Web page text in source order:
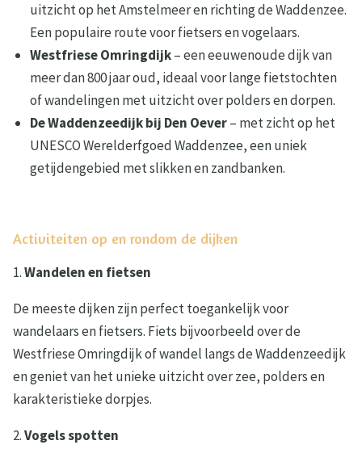
uitzicht op het Amstelmeer en richting de Waddenzee.
Een populaire route voor fietsers en vogelaars.
Westfriese Omringdijk– een eeuwenoude dijk van
meer dan 800 jaar oud, ideaal voor lange fietstochten
of wandelingen met uitzicht over polders en dorpen.
De Waddenzeedijk bij Den Oever– met zicht op het
UNESCO Werelderfgoed Waddenzee, een uniek
getijdengebied met slikken en zandbanken.
Activiteiten op en rondom de dijken
1.Wandelen en fietsen
De meeste dijken zijn perfect toegankelijk voor
wandelaars en fietsers. Fiets bijvoorbeeld over de
Westfriese Omringdijk of wandel langs de Waddenzeedijk
en geniet van het unieke uitzicht over zee, polders en
karakteristieke dorpjes.
2.Vogels spotten